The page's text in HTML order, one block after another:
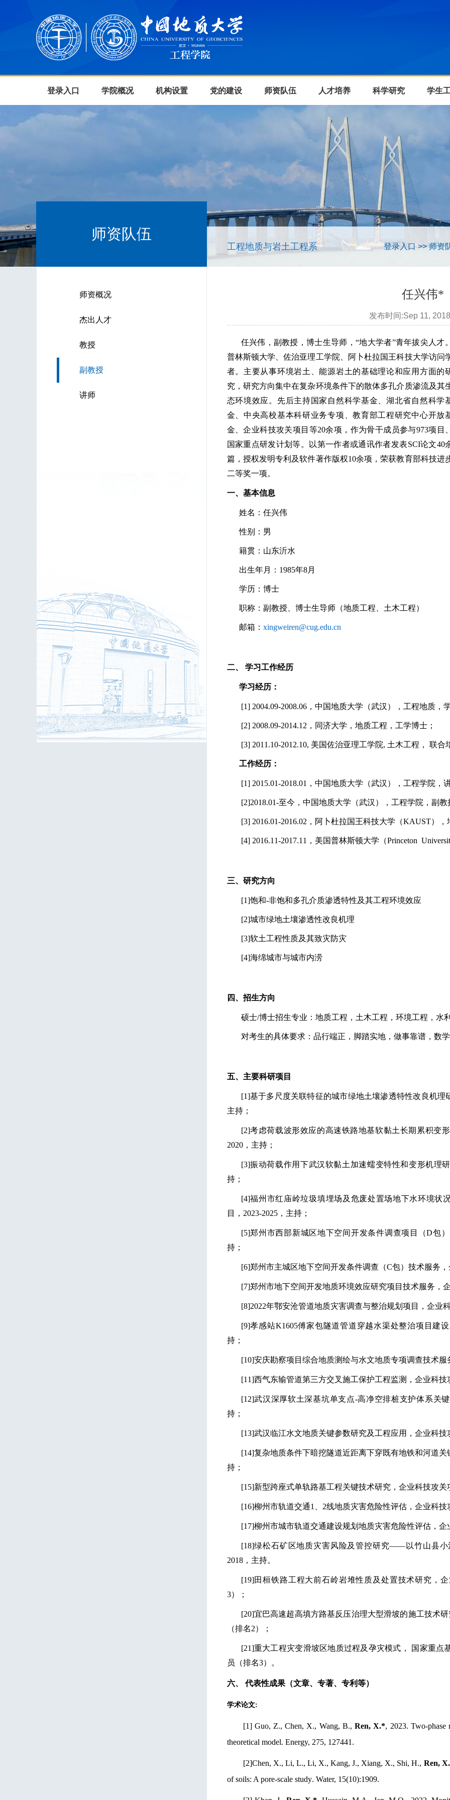
登录入口 学院概况 机构设置 党的建设 师资队伍 人才培养 科学研究 学生
师资队伍
师资概况
杰出人才
教授
副教授
讲师
工程地质与岩土工程系 登录入口 >> 师资
任兴伟*
发布时间:Sep 11, 2018
任兴伟，副教授，博士生导师， “地大学者”青年拔尖人才
普林斯顿大学、佐治亚理工学院、阿卜杜拉国王科技大学访问
者。主要从事环境岩土、能源岩土的基础理论和应用方面的
究，研究方向集中在复杂环境条件下的散体多孔介质渗流及其
态环境效应。先后主持国家自然科学基金、湖北省自然科学
金、中央高校基本科研业务专项、教育部工程研究中心开放
金、企业科技攻关项目等20余项，作为骨干成员参与973项目
国家重点研发计划等。以第一作者或通讯作者发表SCI论文40
篇，授权发明专利及软件著作版权10余项，荣获教育部科技进
二等奖一项。
一、基本信息
姓名：任兴伟
性别：男
籍贯：山东沂水
出生年月： 1985年8月
学历：博士
职称：副教授、博士生导师（地质工程、土木工程）
邮箱： xingweiren@cug.edu.cn
二、 学习工作经历
学习经历：
[1] 2004.09-2008.06，中国地质大学（武汉），工程地质，
[2] 2008.09-2014.12 ， 同济大学，地质工程，工学博士；
[3] 2011.10-2012.10, 美国佐治亚理工学院, 土木工程， 联合
工作经历：
[1] 2015.01-2018.01，中国地质大学（武汉），工程学院，
[2]2018.01-至今，中国地质大学（武汉），工程学院，副教
[3] 2016.01-2016.02 ， 阿卜杜拉国王科技大学 （KAUST）
[4] 2016.11-2017.11 ， 美国普林斯顿大学 （Princeton
三、研究方向
[1]饱和-非饱和多孔介质渗透特性及其工程环境效应
[2]城市绿地土壤渗透性改良机理
[3]软土工程性质及其致灾防灾
[4]海绵城市与城市内涝
四、招生方向
硕士/博士招生专业：地质工程，土木工程，环境工程，水
对考生的具体要求：品行端正，脚踏实地，做事靠谱，数
五、主要科研项目
[1]基于多尺度关联特征的城市绿地土壤渗透特性改良机
主持；
[2]考虑荷载波形效应的高速铁路地基软黏土长期累积变
2020，主持；
[3]振动荷载作用下武汉软黏土加速蠕变特性和变形机理
持；
[4]福州市红庙岭垃圾填埋场及危废处置场地下水环境状
目， 2023-2025，主持；
[5]郑州市西部新城区地下空间开发条件调查项目（D包
持；
[6]郑州市主城区地下空间开发条件调查（C包）技术服务
[7]郑州市地下空间开发地质环境效应研究项目技术服务，
[8]2022年鄂安沧管道地质灾害调查与整治规划项目，企业
[9]孝感站K1605傅家包隧道管道穿越水渠处整治项目建
持；
[10]安庆勘察项目综合地质测绘与水文地质专项调查技术
[11]西气东输管道第三方交叉施工保护工程监测，企业科技
[12]武汉深厚软土深基坑单支点-高净空排桩支护体系关
持；
[13]武汉临江水文地质关键参数研究及工程应用，企业科技
[14]复杂地质条件下暗挖隧道近距离下穿既有地铁和河道
持；
[15]新型跨座式单轨路基工程关键技术研究，企业科技攻关
[16]柳州市轨道交通1、2线地质灾害危险性评估，企业科技
[17]柳州市城市轨道交通建设规划地质灾害危险性评估，企
[18]绿松石矿区地质灾害风险及管控研究——以竹山县小
2018，主持。
[19]田桓铁路工程大前石岭岩堆性质及处置技术研究，
3）；
[20]宜巴高速超高填方路基反压治理大型滑坡的施工技术
（排名2）；
[21]重大工程灾变滑坡区地质过程及孕灾模式，
国家重点
员（排名3）。
六、 代表性成果（文章、专著、专利等）
学术论文:
[1] Guo, Z., Chen, X., Wang, B., Ren, X.*, 2023. Two-phase
theoretical model. Energy, 275, 127441.
[2]Chen, X., Li, L., Li, X., Kang, J., Xiang, X., Shi, H., Ren,
ofsoils: A pore-scale study. Water, 15(10):1909.